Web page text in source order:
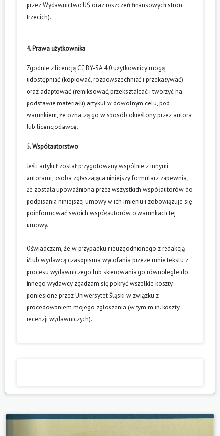
przez Wydawnictwo UŚ oraz roszczeń finansowych stron
trzecich).
4. Prawa użytkownika
Zgodnie z licencją CC BY-SA 4.0 użytkownicy mogą
udostępniać (kopiować, rozpowszechniać i przekazywać)
oraz adaptować (remiksować, przekształcać i tworzyć na
podstawie materiału) artykuł w dowolnym celu, pod
warunkiem, że oznaczą go w sposób określony przez autora
lub licencjodawcę.
5. Współautorstwo
Jeśli artykuł został przygotowany wspólnie z innymi
autorami, osoba zgłaszająca niniejszy formularz zapewnia,
że została upoważniona przez wszystkich współautorów do
podpisania niniejszej umowy w ich imieniu i zobowiązuje się
poinformować swoich współautorów o warunkach tej
umowy.
Oświadczam, że w przypadku nieuzgodnionego z redakcją
i/lub wydawcą czasopisma wycofania przeze mnie tekstu z
procesu wydawniczego lub skierowania go równolegle do
innego wydawcy zgadzam się pokryć wszelkie koszty
poniesione przez Uniwersytet Śląski w związku z
procedowaniem mojego zgłoszenia (w tym m.in. koszty
recenzji wydawniczych).